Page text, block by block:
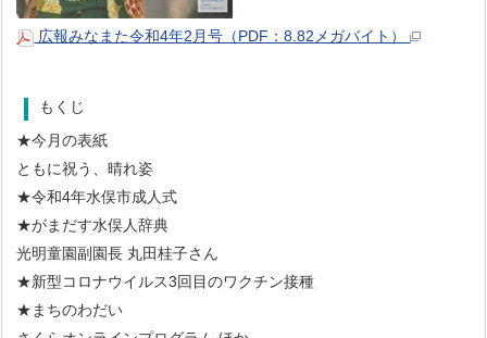
広報みなまた令和4年2月号（PDF：8.82メガバイト）
もくじ
★今月の表紙
ともに祝う、晴れ姿
★令和4年水俣市成人式
★がまだす水俣人辞典
光明童園副園長 丸田桂子さん
★新型コロナウイルス3回目のワクチン接種
★まちのわだい